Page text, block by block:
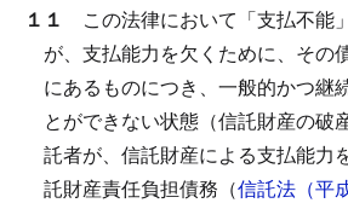
１１ この法律において「支払不能
が、支払能力を欠くために、その
にあるものにつき、一般的かつ継
とができない状態（信託財産の破
託者が、信託財産による支払能力
託財産責任負担債務（信託法（平